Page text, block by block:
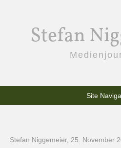
Stefan
Site
Stefan Niggemeier, 25. November